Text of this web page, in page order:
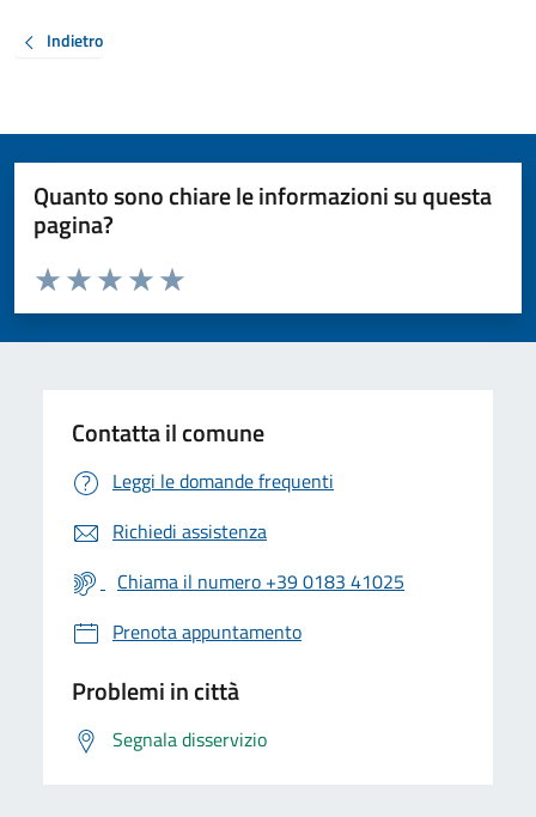
Indietro
Quanto sono chiare le informazioni su questa
pagina?
Valuta da 1 a 5 stelle la pagina
Valuta 5 stelle su 5
Valuta 4 stelle su 5
Valuta 3 stelle su 5
Valuta 2 stelle su 5
Valuta 1 stelle su 5
Contatta il comune
Leggi le domande frequenti
Richiedi assistenza
Chiama il numero +39 0183 41025
Prenota appuntamento
Problemi in città
Segnala disservizio